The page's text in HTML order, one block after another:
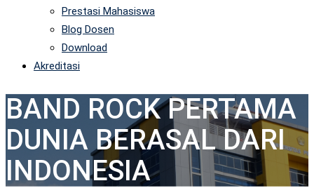
Prestasi Mahasiswa
Blog Dosen
Download
Akreditasi
BAND ROCK PERTAMA
DUNIA BERASAL DARI
INDONESIA